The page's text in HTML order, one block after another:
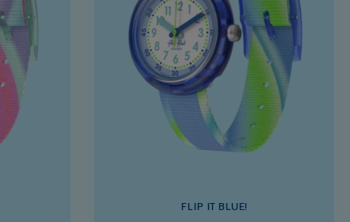
FLIP IT BLUE!